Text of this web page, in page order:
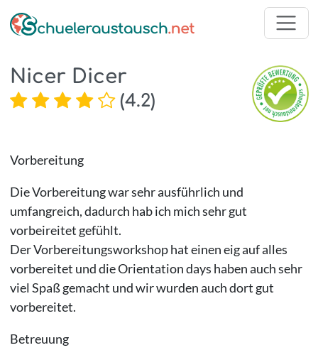
Nicer Dicer
(4.2)
Vorbereitung
Die Vorbereitung war sehr ausführlich und
umfangreich, dadurch hab ich mich sehr gut
vorbeireitet gefühlt.
Der Vorbereitungsworkshop hat einen eig auf alles
vorbereitet und die Orientation days haben auch sehr
viel Spaß gemacht und wir wurden auch dort gut
vorbereitet.
Betreuung